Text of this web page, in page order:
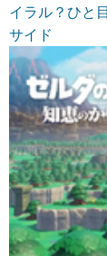
イラル？ひと
サイド